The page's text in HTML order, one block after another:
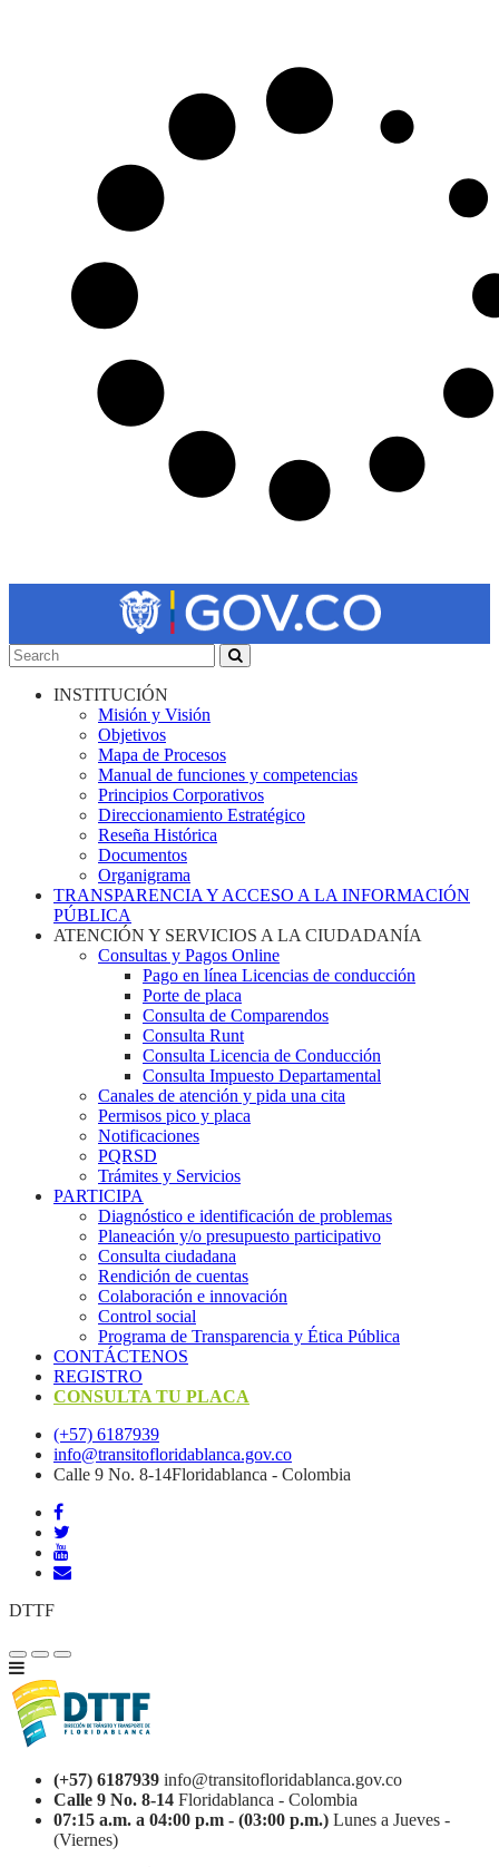
INSTITUCIÓN
Misión y Visión
Objetivos
Mapa de Procesos
Manual de funciones y competencias
Principios Corporativos
Direccionamiento Estratégico
Reseña Histórica
Documentos
Organigrama
TRANSPARENCIA Y ACCESO A LA INFORMACIÓN
PÚBLICA
ATENCIÓN Y SERVICIOS A LA CIUDADANÍA
Consultas y Pagos Online
Pago en línea Licencias de conducción
Porte de placa
Consulta de Comparendos
Consulta Runt
Consulta Licencia de Conducción
Consulta Impuesto Departamental
Canales de atención y pida una cita
Permisos pico y placa
Notificaciones
PQRSD
Trámites y Servicios
PARTICIPA
Diagnóstico e identificación de problemas
Planeación y/o presupuesto participativo​
Consulta ciudadana
Rendición de cuentas
Colaboración e innovación
Control social
Programa de Transparencia y Ética Pública
CONTÁCTENOS
REGISTRO
CONSULTA TU PLACA
(+57) 6187939
info@transitofloridablanca.gov.co
Calle 9 No. 8-14Floridablanca - Colombia
DTTF
(+57) 6187939 info@transitofloridablanca.gov.co
Calle 9 No. 8-14 Floridablanca - Colombia
07:15 a.m. a 04:00 p.m - (03:00 p.m.) Lunes a Jueves -
(Viernes)